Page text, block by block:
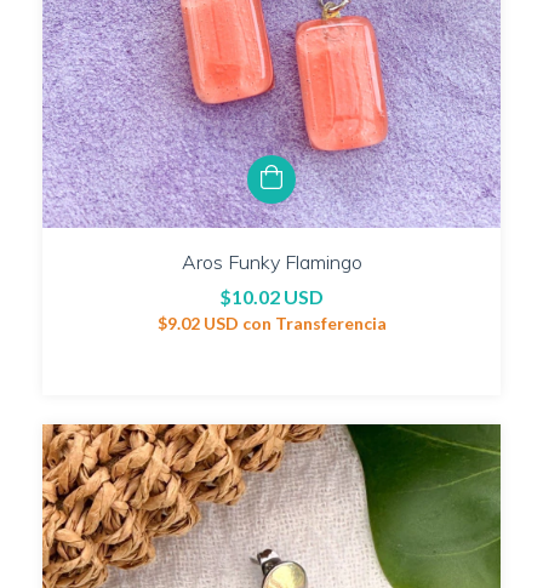
Aros Funky Flamingo
$10.02 USD
$9.02 USD con Transferencia